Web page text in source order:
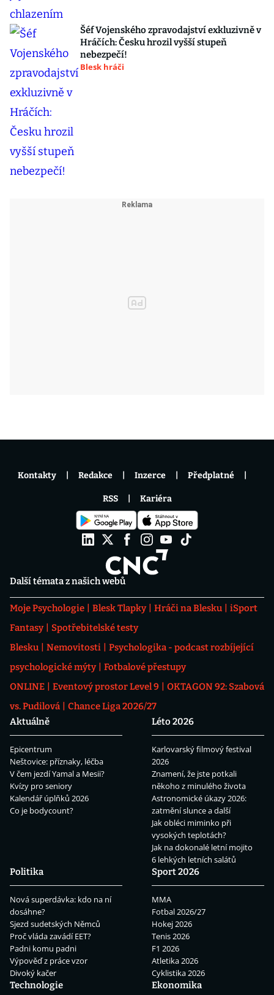
Šéf Vojenského zpravodajství exkluzivně v
Hráčích: Česku hrozil vyšší stupeň
nebezpečí!
Blesk hráči
Další témata z našich webů
Moje Psychologie Blesk Tlapky Hráči na Blesku
iSport
Fantasy
Spotřebitelské testy
Blesku
Nemovitosti
Psychologika - podcast rozbíjející
psychologické mýty
Fotbalové přestupy
ONLINE
Eventový prostor Level 9
OKTAGON 92: Szabová
vs. Pudilová
Chance Liga 2026/27
Aktuálně
Epicentrum
Neštovice: příznaky, léčba
V čem jezdí Yamal a Mesii?
Kvízy pro seniory
Kalendář úplňků 2026
Co je bodycount?
Léto 2026
Karlovarský filmový festival
2026
Znamení, že jste potkali
někoho z minulého života
Astronomické úkazy 2026:
zatmění slunce a další
Jak obléci miminko při
vysokých teplotách?
Jak na dokonalé letní mojito
6 lehkých letních salátů
Politika
Nová superdávka: kdo na ní
dosáhne?
Sjezd sudetských Němců
Proč vláda zavádí EET?
Padni komu padni
Výpověď z práce vzor
Divoký kačer
Sport 2026
MMA
Fotbal 2026/27
Hokej 2026
Tenis 2026
F1 2026
Atletika 2026
Cyklistika 2026
Technologie
Ekonomika
Kontakty Redakce Inzerce Předplatné
RSS Kariéra